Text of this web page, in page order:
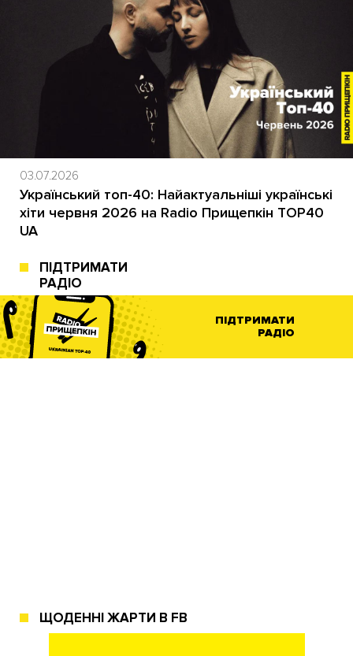
03.07.2026
Український топ-40: Найактуальніші українські
хіти червня 2026 на Radio Прищепкін TOP40
UA
ПІДТРИМАТИ
РАДІО
ПІДТРИМАТИ
РАДІО
ЩОДЕННІ ЖАРТИ В FB